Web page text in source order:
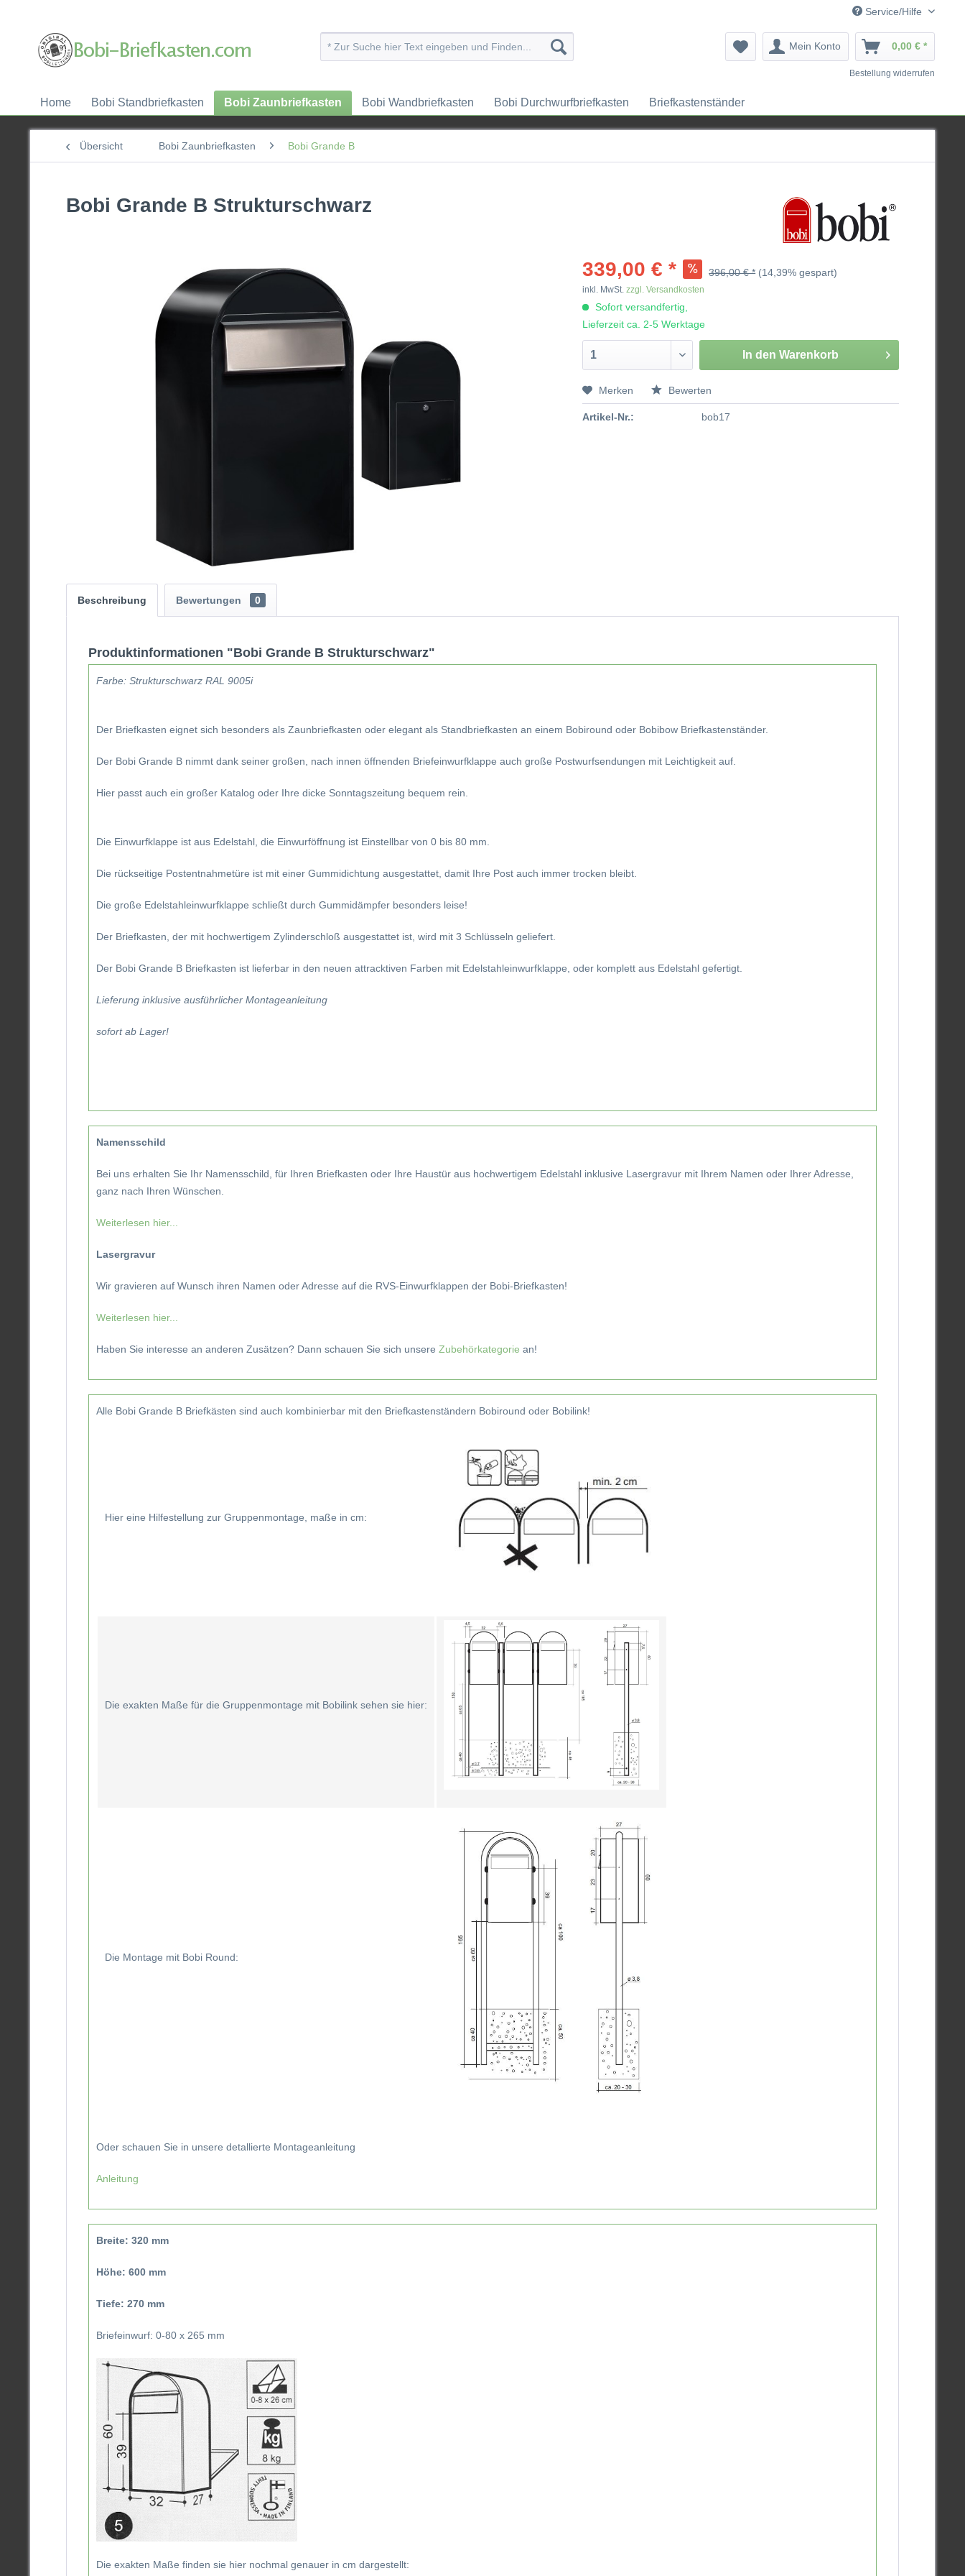
Service/Hilfe
Mein Konto 0,00 € *
Bestellung widerrufen
Home Bobi Standbriefkasten Bobi Zaunbriefkasten Bobi Wandbriefkasten Bobi Durchwurfbriefkasten Briefkastenständer
Übersicht Bobi Zaunbriefkasten Bobi Grande B
Bobi Grande B Strukturschwarz
339,00 € * 396,00 € * (14,39% gespart)
inkl. MwSt.zzgl. Versandkosten
Sofort versandfertig,
Lieferzeit ca. 2-5 Werktage
In den Warenkorb
Merken Bewerten
Artikel-Nr.: bob17
Beschreibung Bewertungen 0
Produktinformationen "Bobi Grande B Strukturschwarz"
Farbe: Strukturschwarz RAL 9005i
Der Briefkasten eignet sich besonders als Zaunbriefkasten oder elegant als Standbriefkasten an einem Bobiround oder Bobibow Briefkastenständer.
Der Bobi Grande B nimmt dank seiner großen, nach innen öffnenden Briefeinwurfklappe auch große Postwurfsendungen mit Leichtigkeit auf.
Hier passt auch ein großer Katalog oder Ihre dicke Sonntagszeitung bequem rein.
Die Einwurfklappe ist aus Edelstahl, die Einwurföffnung ist Einstellbar von 0 bis 80 mm.
Die rückseitige Postentnahmetüre ist mit einer Gummidichtung ausgestattet, damit Ihre Post auch immer trocken bleibt.
Die große Edelstahleinwurfklappe schließt durch Gummidämpfer besonders leise!
Der Briefkasten, der mit hochwertigem Zylinderschloß ausgestattet ist, wird mit 3 Schlüsseln geliefert.
Der Bobi Grande B Briefkasten ist lieferbar in den neuen attracktiven Farben mit Edelstahleinwurfklappe, oder komplett aus Edelstahl gefertigt.
Lieferung inklusive ausführlicher Montageanleitung
sofort ab Lager!
Namensschild
Bei uns erhalten Sie Ihr Namensschild, für Ihren Briefkasten oder Ihre Haustür aus hochwertigem Edelstahl inklusive Lasergravur mit Ihrem Namen oder Ihrer Adresse,
ganz nach Ihren Wünschen.
Weiterlesen hier...
Lasergravur
Wir gravieren auf Wunsch ihren Namen oder Adresse auf die RVS-Einwurfklappen der Bobi-Briefkasten!
Weiterlesen hier...
Haben Sie interesse an anderen Zusätzen? Dann schauen Sie sich unsere Zubehörkategorie an!
Alle Bobi Grande B Briefkästen sind auch kombinierbar mit den Briefkastenständern Bobiround oder Bobilink!
Hier eine Hilfestellung zur Gruppenmontage, maße in cm:
Die exakten Maße für die Gruppenmontage mit Bobilink sehen sie hier:
Die Montage mit Bobi Round:
Oder schauen Sie in unsere detallierte Montageanleitung
Anleitung
Breite: 320 mm
Höhe: 600 mm
Tiefe: 270 mm
Briefeinwurf: 0-80 x 265 mm
Die exakten Maße finden sie hier nochmal genauer in cm dargestellt: